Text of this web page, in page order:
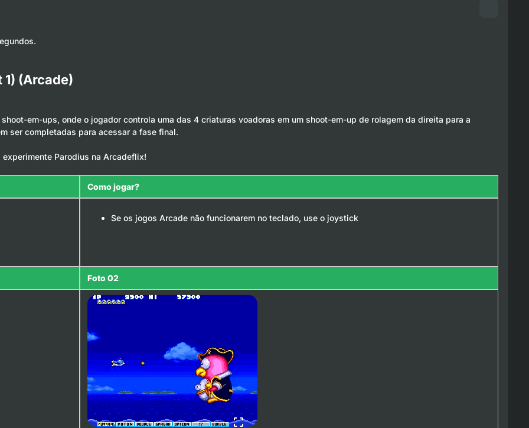
(Arcade)
em-ups, onde o jogador controla uma das 4 criaturas voadoras em um shoot-em-up de rolagem da direita para a
ser completadas para acessar a fase final.
Parodius na Arcadeflix!
Como jogar?
Se os jogos Arcade não funcionarem no teclado, use o joystick
Foto 02